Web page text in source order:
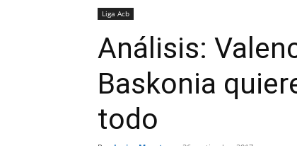
Liga Acb
Análisis:
Baskonia
todo